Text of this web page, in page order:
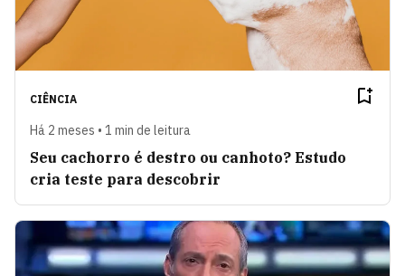
CIÊNCIA
Há 2 meses • 1 min de leitura
Seu cachorro é destro ou canhoto? Estudo
cria teste para descobrir